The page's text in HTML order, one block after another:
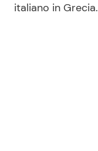
italiano in Grecia.